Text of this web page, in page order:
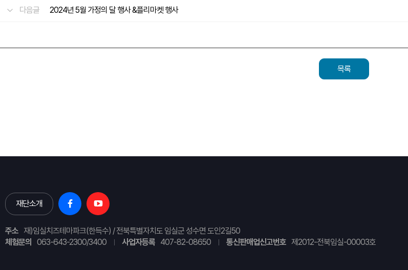
다음글 2024년 5월 가정의 달 행사 &플리마켓 행사
목록
재단소개
주소 재)임실치즈테마파크(한득수) / 전북특별자치도 임실군 성수면 도인2길50
체험문의
063-643-2300/3400 사업자등록 407-82-08650 통신판매업신고번호 제2012-전북임실-00003호